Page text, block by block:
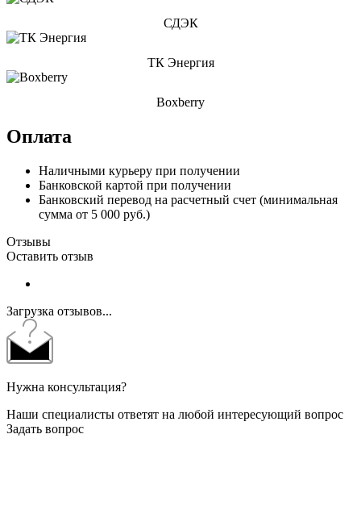
СДЭК
ТК Энергия
Boxberry
Оплата
Наличными курьеру при получении
Банковской картой при получении
Банковский перевод на расчетный счет (минимальная
сумма от 5 000 руб.)
Отзывы
Оставить отзыв
Загрузка отзывов...
Нужна консультация?
Наши специалисты ответят на любой интересующий вопрос
Задать вопрос